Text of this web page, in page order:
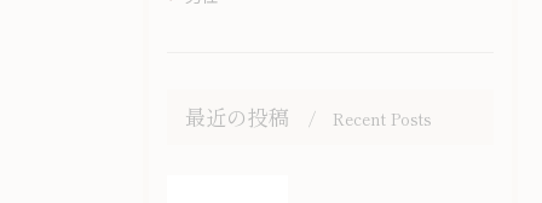
最近の投稿 Recent Posts